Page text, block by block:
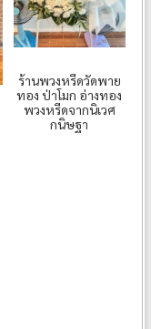
ร้านพวงหรีดวัดพาย
ทอง ป่าโมก อ่างทอง
พวงหรีดจากนิเวศ
กนิษฐา